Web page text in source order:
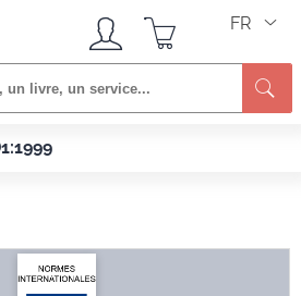
FR
60529:1989/AMD1:1999